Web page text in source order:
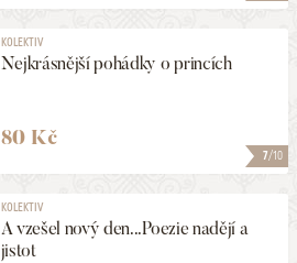
7/10
KOLEKTIV
Nejkrásnější pohádky o princích
80 Kč
KOLEKTIV
A vzešel nový den...Poezie nadějí a
jistot